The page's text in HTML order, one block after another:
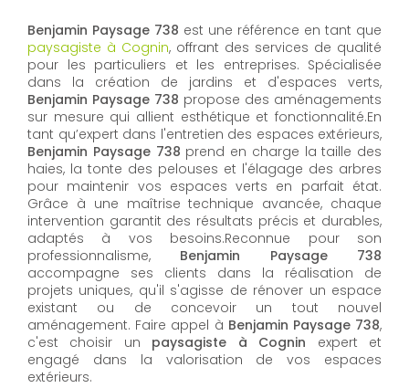
Benjamin Paysage 738 est une référence en tant que
paysagiste à Cognin, offrant des services de qualité
pour les particuliers et les entreprises. Spécialisée
dans la création de jardins et d'espaces verts,
Benjamin Paysage 738 propose des aménagements
sur mesure qui allient esthétique et fonctionnalité.En
tant qu’expert dans l'entretien des espaces extérieurs,
Benjamin Paysage 738 prend en charge la taille des
haies, la tonte des pelouses et l'élagage des arbres
pour maintenir vos espaces verts en parfait état.
Grâce à une maîtrise technique avancée, chaque
intervention garantit des résultats précis et durables,
adaptés à vos besoins.Reconnue pour son
professionnalisme, Benjamin Paysage 738
accompagne ses clients dans la réalisation de
projets uniques, qu'il s'agisse de rénover un espace
existant ou de concevoir un tout nouvel
aménagement. Faire appel à Benjamin Paysage 738,
c'est choisir un paysagiste à Cognin expert et
engagé dans la valorisation de vos espaces
extérieurs.